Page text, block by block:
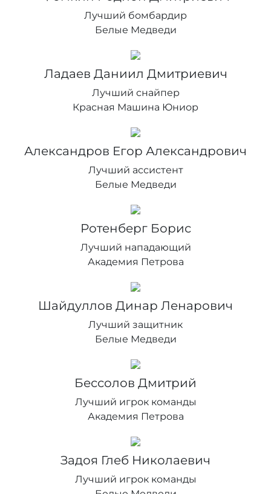
Лучший бомбардир
Белые Медведи
Ладаев Даниил Дмитриевич
Лучший снайпер
Красная Машина Юниор
Александров Егор Александрович
Лучший ассистент
Белые Медведи
Ротенберг Борис
Лучший нападающий
Академия Петровa
Шайдуллов Динар Ленарович
Лучший защитник
Белые Медведи
Бессолов Дмитрий
Лучший игрок команды
Академия Петровa
Задоя Глеб Николаевич
Лучший игрок команды